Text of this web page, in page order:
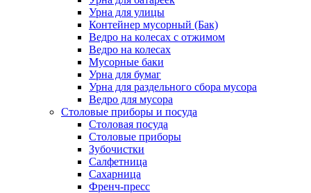
Урна для улицы
Контейнер мусорный (Бак)
Ведро на колесах с отжимом
Ведро на колесах
Мусорные баки
Урна для бумаг
Урна для раздельного сбора мусора
Ведро для мусора
Столовые приборы и посуда
Столовая посуда
Столовые приборы
Зубочистки
Салфетница
Сахарница
Френч-пресс